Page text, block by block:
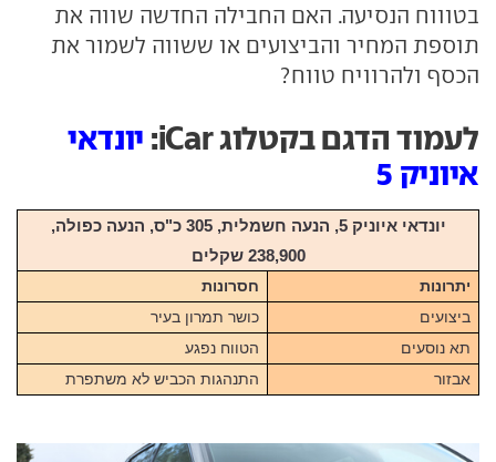
בטוווח הנסיעה. האם החבילה החדשה שווה את
תוספת המחיר והביצועים או ששווה לשמור את
הכסף ולהרוויח טווח?
לעמוד הדגם בקטלוג iCar:
יונדאי
איוניק 5
יונדאי איוניק 5, הנעה חשמלית, 305 כ"ס, הנעה כפולה,
238,900 שקלים
יתרונות
חסרונות
ביצועים
כושר תמרון בעיר
תא נוסעים
הטווח נפגע
אבזור
התנהגות הכביש לא משתפרת